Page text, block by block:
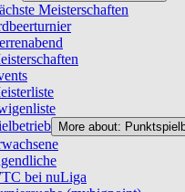
Meisterschaften
More about:
bei nuLiga